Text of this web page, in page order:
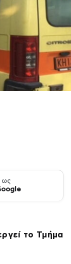
ως
το Τμήμα